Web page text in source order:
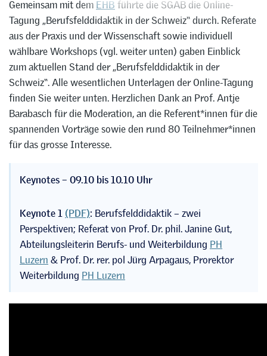
Gemeinsam mit dem EHB führte die SGAB die Online-
Tagung „Berufsfelddidaktik in der Schweiz“ durch. Referate
aus der Praxis und der Wissenschaft sowie individuell
wählbare Workshops (vgl. weiter unten) gaben Einblick
zum aktuellen Stand der „Berufsfelddidaktik in der
Schweiz“. Alle wesentlichen Unterlagen der Online-Tagung
finden Sie weiter unten. Herzlichen Dank an Prof. Antje
Barabasch für die Moderation, an die Referent*innen für die
spannenden Vorträge sowie den rund 80 Teilnehmer*innen
für das grosse Interesse.
Keynotes – 09.10 bis 10.10 Uhr
Keynote 1(PDF): Berufsfelddidaktik – zwei
Perspektiven; Referat von Prof. Dr. phil. Janine Gut,
Abteilungsleiterin Berufs- und Weiterbildung PH
Luzern & Prof. Dr. rer. pol Jürg Arpagaus, Prorektor
Weiterbildung PH Luzern